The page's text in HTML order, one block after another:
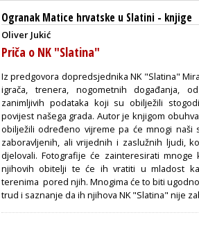
Ogranak Matice hrvatske u Slatini - knjige
Oliver Jukić
Priča o NK "Slatina"
Iz predgovora dopredsjednika NK "Slatina"
igrača, trenera, nogometnih događanja,
zanimljivih podataka koji su obilježili
povijest našega grada. Autor je knjigom
obilježili određeno vijreme pa će mnogi
zaboravljenih, ali vrijednih i zaslužnih ljudi,
djelovali. Fotografije će zainteresirati
njihovih obitelji te će ih vratiti u mladost
terenima pored njih. Mnogima će to biti
trud i saznanje da ih njihova NK "Slatina" nije